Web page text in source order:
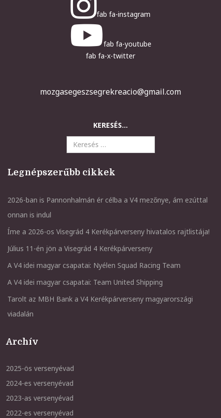
fab fa-instagram
fab fa-youtube
fab fa-x-twitter
mozgasegeszsegrekreacio@gmail.com
KERESÉS...
Legnépszerűbb cikkek
2026-ban is Pannonhalmán ér célba a V4 mezőnye, ám ezúttal
onnan is indul
Íme a 2026-os Visegrád 4 Kerékpárverseny hivatalos rajtlistája!
Július 11-én jön a Visegrád 4 Kerékpárverseny
A V4 idei magyar csapatai: Nyélen Squad Racing Team
A V4 idei magyar csapatai: Team United Shipping
Tarolt az MBH Bank a V4 Kerékpárverseny magyarországi
viadalán
Archív
2025-ös versenyévad
2024-es versenyévad
2023-as versenyévad
2022-es versenyévad